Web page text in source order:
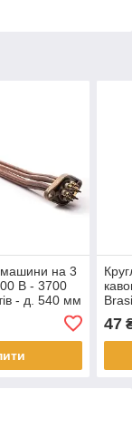
на 3
В - 3700
- д. 540 мм
/ WEGA
47